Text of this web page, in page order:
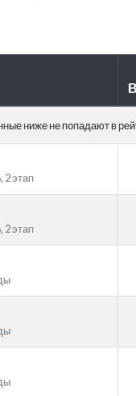
ниже не попадают в
этап
этап